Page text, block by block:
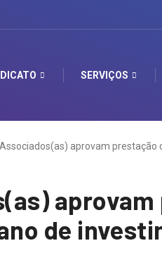
SERVIÇOS
Associados(as) aprovam prestação
de